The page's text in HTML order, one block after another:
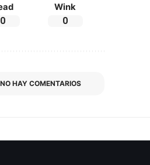
0
Wink
0
NO HAY COMENTARIOS